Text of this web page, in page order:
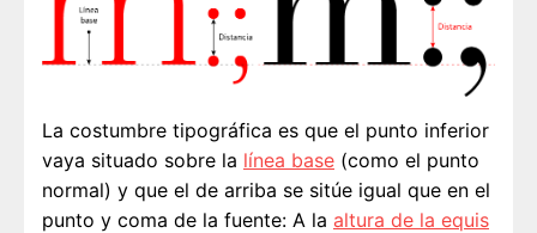
La costumbre tipográfica es que el punto inferior
vaya situado sobre la línea base (como el punto
normal) y que el de arriba se sitúe igual que en el
punto y coma de la fuente: A la altura de la equis